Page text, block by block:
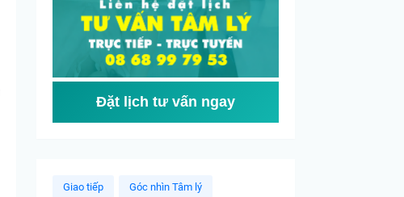
Đặt lịch tư vấn ngay
Giao tiếp Góc nhìn Tâm lý